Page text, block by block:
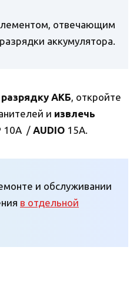
отвечающим
аккумулятора.
АКБ, откройте
и извлечь
10A / AUDIO 15A.
и обслуживании
в отдельной